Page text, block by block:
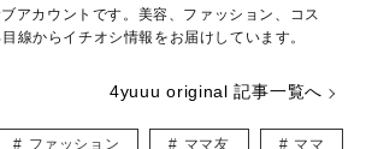
アカウントです。美容、ファッション、コス
線からイチオシ情報をお届けしています。
4yuuu original 記事一覧へ
ファッション ママ友 ママ